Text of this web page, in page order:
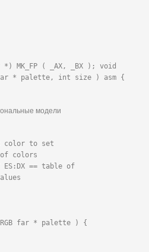
MK_FP ( _AX, _BX ); void
* palette, int size ) asm {
модели
to set
colors
== table of
far * palette ) {